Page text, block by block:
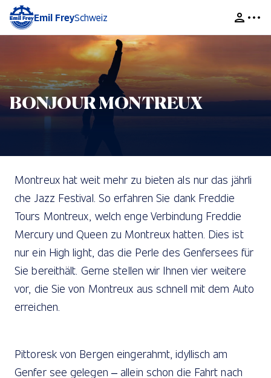
Emil FreySchweiz
BONJOUR MONTREUX
Montreux hat weit mehr zu bieten als nur das jährli
che Jazz Festival. So erfahren Sie dank Freddie
Tours Montreux, welch enge Verbindung Freddie
Mercury und Queen zu Montreux hatten. Dies ist
nur ein High light, das die Perle des Genfersees für
Sie bereithält. Gerne stellen wir Ihnen vier weitere
vor, die Sie von Montreux aus schnell mit dem Auto
erreichen.
Pittoresk von Bergen eingerahmt, idyllisch am
Genfer see gelegen – allein schon die Fahrt nach